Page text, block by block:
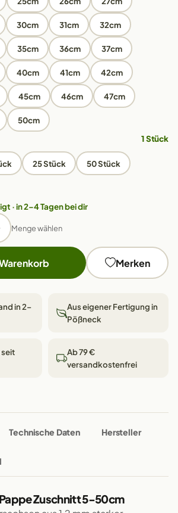
30cm 31cm 32cm
35cm 36cm 37cm
40cm 41cm 42cm
45cm 46cm 47cm
50cm
1 Stück
25 Stück 50 Stück
· in 2–4 Tagen bei dir
Menge wählen
Merken
in 2–
Aus eigener Fertigung in
Pößneck
Ab 79 €
versandkostenfrei
Technische Daten Hersteller
Zuschnitt 5-50cm